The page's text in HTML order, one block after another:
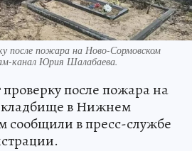
после пожара на Ново-Сормовском
канал Юрия Шалабаева.
после пожара на
в Нижнем
сообщили в пресс-службе